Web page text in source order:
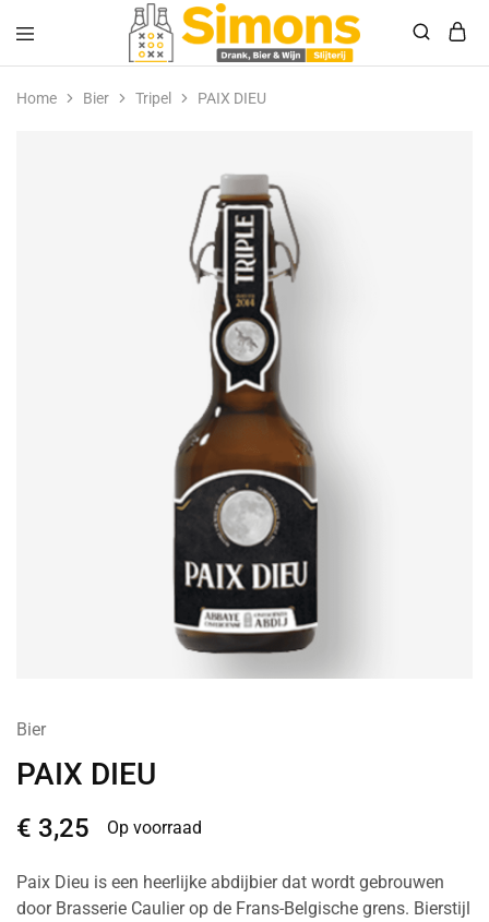
Simonsdrank.nl
Drank,
Bier
&
Home Bier Tripel PAIX DIEU
Bier
PAIX DIEU
€ 3,25 Op voorraad
Paix Dieu is een heerlijke abdijbier dat wordt gebrouwen
door Brasserie Caulier op de Frans-Belgische grens. Bierstijl